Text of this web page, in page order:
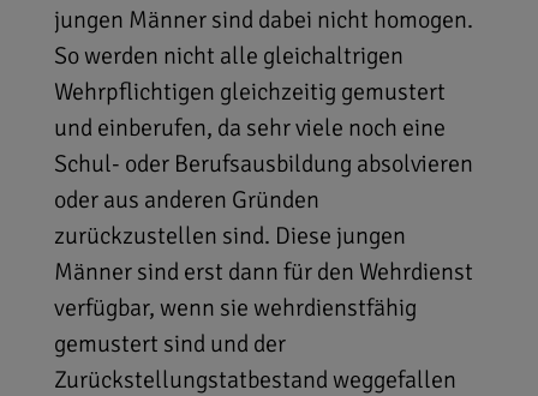
jungen Männer sind dabei nicht homogen.
So werden nicht alle gleichaltrigen
Wehrpflichtigen gleichzeitig gemustert
und einberufen, da sehr viele noch eine
Schul- oder Berufsausbildung absolvieren
oder aus anderen Gründen
zurückzustellen sind. Diese jungen
Männer sind erst dann für den Wehrdienst
verfügbar, wenn sie wehrdienstfähig
gemustert sind und der
Zurückstellungstatbestand weggefallen